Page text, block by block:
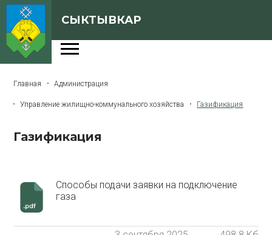
СЫКТЫВКАР
О Сыктывкаре
Архивная версия сайта
Главная Администрация
Управление жилищно-коммунального хозяйства Газификация
Газификация
Способы подачи заявки на подключение
газа